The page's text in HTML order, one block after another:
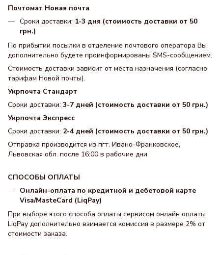
Почтомат Новая почта
Сроки доставки: 1-3 дня (стоимость доставки от 50
грн.)
По прибытии посылки в отделение почтового оператора Вы
дополнительно будете проинформированы SMS-сообщением.
Стоимость доставки зависит от места назначения (согласно
тарифам Новой почты).
Укрпочта Стандарт
Сроки доставки: 3-7 дней (стоимость доставки от 50 грн.)
Укрпочта Экспресс
Сроки доставки: 2-4 дней (стоимость доставки от 50 грн.)
Отправка производится из пгт. Ивано-Франковское,
Львовская обл. после 16:00 в рабочие дни
СПОСОБЫ ОПЛАТЫ
Онлайн-оплата по кредитной и дебетовой карте
Visa/MasteCard (LiqPay)
При выборе этого способа оплаты сервисом онлайн оплаты
LiqPay дополнительно взимается комиссия в размере 2% от
стоимости заказа.